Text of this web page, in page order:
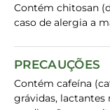
Contém chitosan
caso de alergia a
PRECAUÇÕES
Contém cafeína
grávidas, lactantes